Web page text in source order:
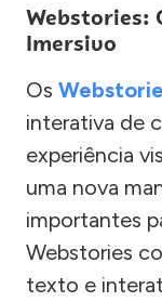
Webstories:
Imersivo
Os
interativa de
experiência
uma nova
importantes
Webstories
texto e